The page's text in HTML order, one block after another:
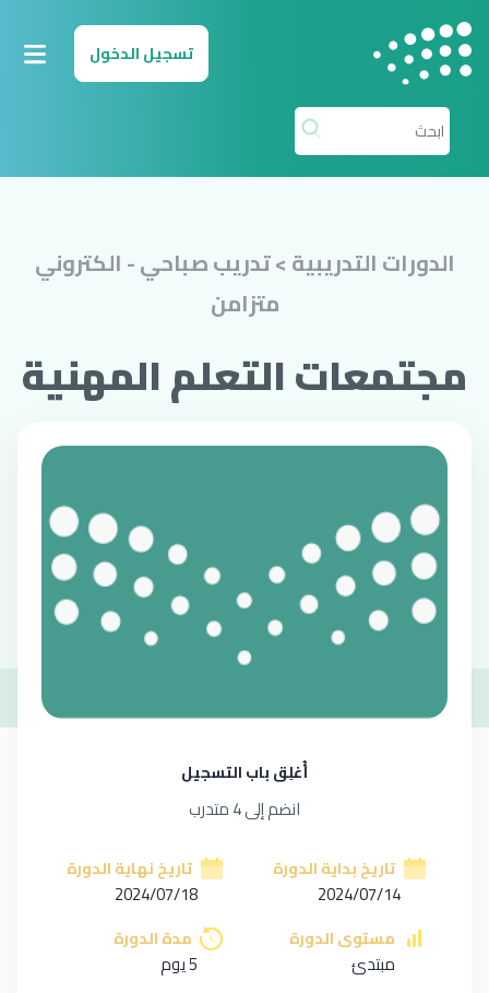
تسجيل الدخول
الدورات التدريبية > تدريب صباحي - الكتروني
متزامن
مجتمعات التعلم المهنية
أُغلِق باب التسجيل
انضم إلى 4 متدرب
تاريخ بداية الدورة
2024/07/14
تاريخ نهاية الدورة
2024/07/18
مستوى الدورة
مبتدئ
مدة الدورة
5 يوم